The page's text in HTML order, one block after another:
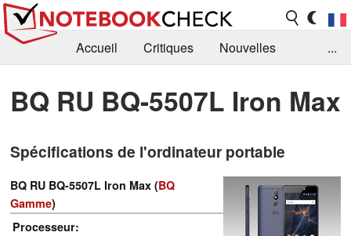
Accueil Critiques
Nouvelles
Recherche
Contact
...
BQ RU BQ-5507L Iron Max
Spécifications de l'ordinateur portable
BQ RU BQ-5507L Iron Max (BQ
Gamme)
Processeur